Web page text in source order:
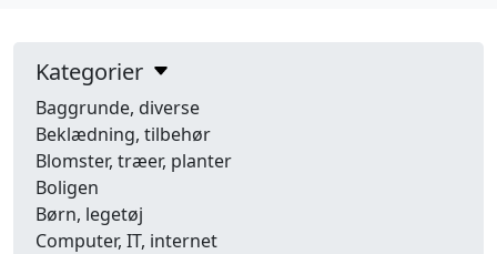
Kategorier
Baggrunde, diverse
Beklædning, tilbehør
Blomster, træer, planter
Boligen
Børn, legetøj
Computer, IT, internet